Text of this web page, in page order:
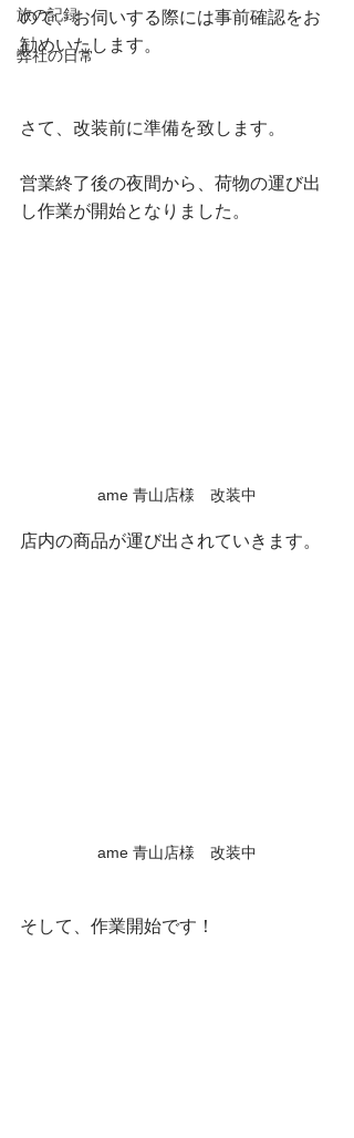
旅の記録
弊社の日常
ので、お伺いする際には事前確認をお
勧めいたします。
さて、改装前に準備を致します。
営業終了後の夜間から、荷物の運び出
し作業が開始となりました。
ame 青山店様　改装中
店内の商品が運び出されていきます。
ame 青山店様　改装中
そして、作業開始です！